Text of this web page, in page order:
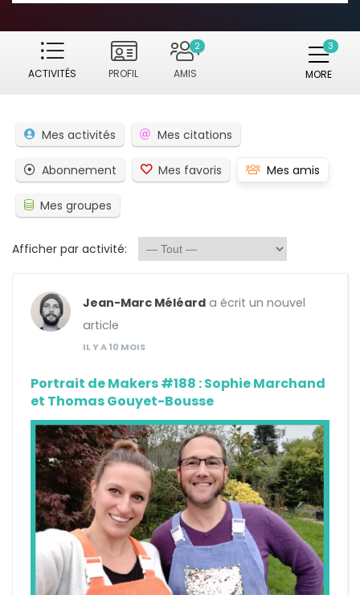
ACTIVITÉS PROFIL AMIS
2
MORE
Mes activités Mes citations
Abonnement Mes favoris Mes amis
Mes groupes
Afficher par activité:
Jean-Marc Méléard a écrit un nouvel
article
IL Y A 10 MOIS
Portrait de Makers #188 : Sophie Marchand
et Thomas Gouyet-Bousse